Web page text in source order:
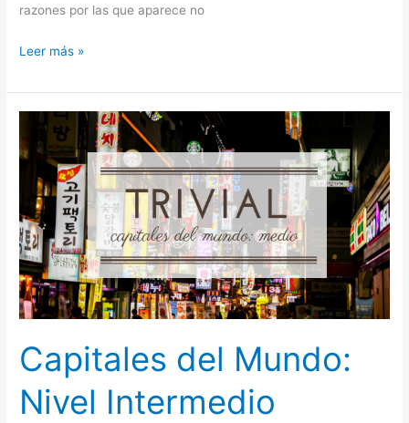
razones por las que aparece no
Leer más »
Capitales del Mundo:
Nivel Intermedio
Capitales
del
Mundo:
Nivel
Intermedio